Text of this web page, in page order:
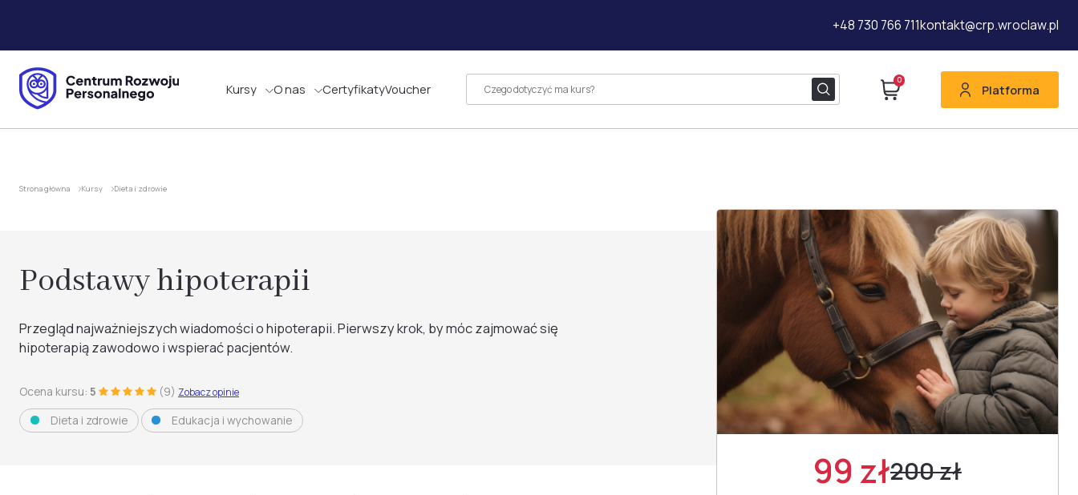
+48 730 766 711kontakt@crp.wroclaw.pl
Kursy O nas CertyfikatyVoucher
0
Platforma
Strona główna Kursy Dieta i zdrowie
Podstawy hipoterapii
Przegląd najważniejszych wiadomości o hipoterapii. Pierwszy krok, by móc zajmować się
hipoterapią zawodowo i wspierać pacjentów.
Ocena kursu: 5 (9) Zobacz opinie
Dieta i zdrowie Edukacja i wychowanie
99 zł200 zł